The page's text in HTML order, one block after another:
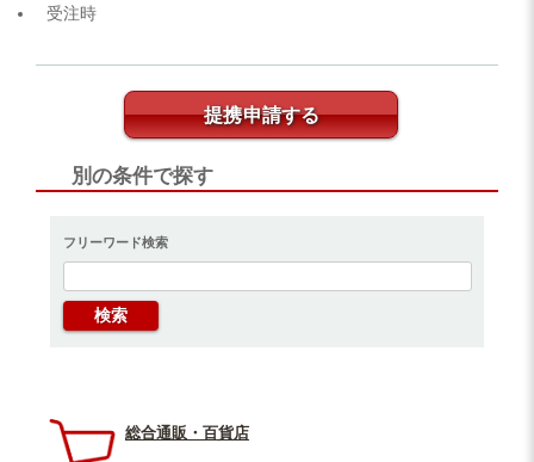
受注時
提携申請する
別の条件で探す
フリーワード検索
総合通販・百貨店